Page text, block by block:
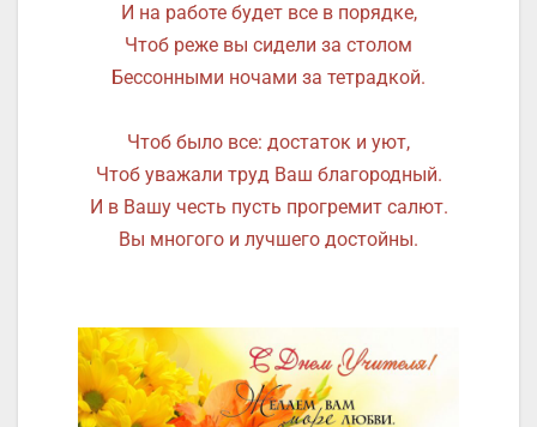
И на работе будет все в порядке,
Чтоб реже вы сидели за столом
Бессонными ночами за тетрадкой.
Чтоб было все: достаток и уют,
Чтоб уважали труд Ваш благородный.
И в Вашу честь пусть прогремит салют.
Вы многого и лучшего достойны.